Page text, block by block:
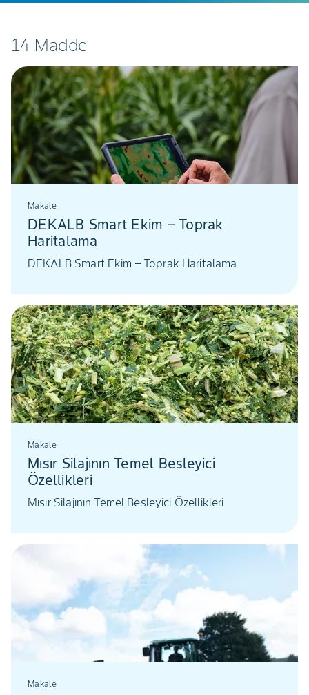
14 Madde
Makale
DEKALB Smart Ekim – Toprak
Haritalama
DEKALB Smart Ekim – Toprak Haritalama
Makale
Mısır Silajının Temel Besleyici
Özellikleri
Mısır Silajının Temel Besleyici Özellikleri
Makale